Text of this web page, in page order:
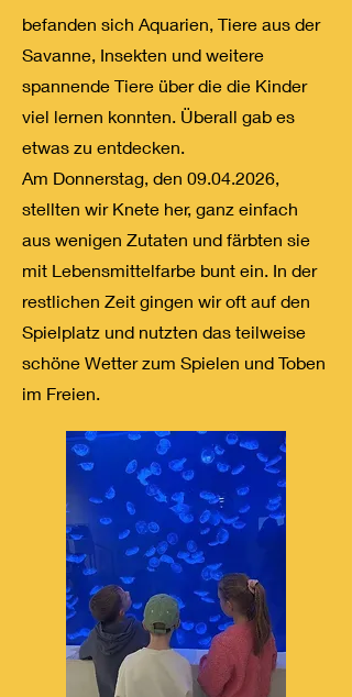
befanden sich Aquarien, Tiere aus der
Savanne, Insekten und weitere
spannende Tiere über die die Kinder
viel lernen konnten. Überall gab es
etwas zu entdecken.
Am Donnerstag, den 09.04.2026,
stellten wir Knete her, ganz einfach
aus wenigen Zutaten und färbten sie
mit Lebensmittelfarbe bunt ein. In der
restlichen Zeit gingen wir oft auf den
Spielplatz und nutzten das teilweise
schöne Wetter zum Spielen und Toben
im Freien.